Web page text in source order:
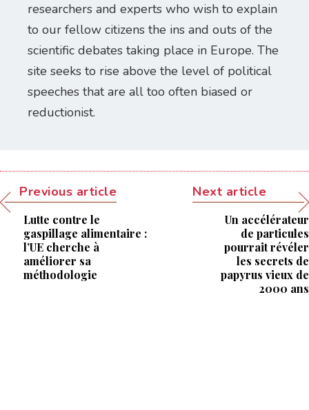
researchers and experts who wish to explain
to our fellow citizens the ins and outs of the
scientific debates taking place in Europe. The
site seeks to rise above the level of political
speeches that are all too often biased or
reductionist.
Previous article
Lutte contre le
gaspillage alimentaire :
l’UE cherche à
améliorer sa
méthodologie
Next article
Un accélérateur
de particules
pourrait révéler
les secrets de
papyrus vieux de
2000 ans